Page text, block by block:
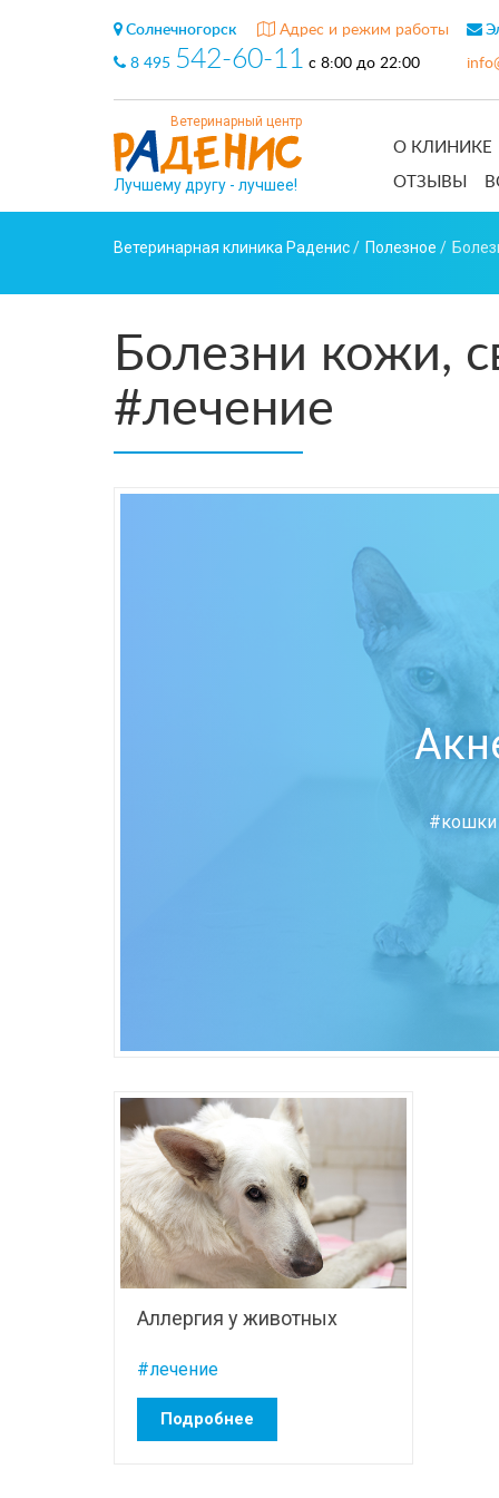
Солнечногорск Адрес и режим работы
8 495 542-60-11 с 8:00 до 22:00
Ветеринарный центр
Лучшему другу - лучшее!
О КЛИНИКЕ
ОТЗЫВЫ
Ветеринарная клиника Раденис/ Полезное /
Болезни кожи,
#лечение
#кошки
Аллергия у животных
#лечение
Подробнее